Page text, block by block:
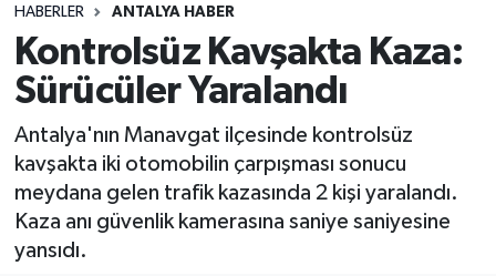
HABERLER ANTALYA HABER
Kontrolsüz Kavşakta Kaza:
Sürücüler Yaralandı
Antalya'nın Manavgat ilçesinde kontrolsüz
kavşakta iki otomobilin çarpışması sonucu
meydana gelen trafik kazasında 2 kişi yaralandı.
Kaza anı güvenlik kamerasına saniye saniyesine
yansıdı.
Dünya
Eğitim
Ekonomi
Gündem
Trafik Durumu
Süper Lig Puan Durumu ve Fikstür
Tüm Manşetler
Son Dakika Haberleri